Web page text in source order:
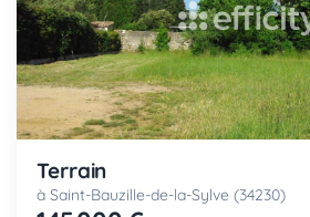
Terrain
à Saint-Bauzille-de-la-Sylve (34230)